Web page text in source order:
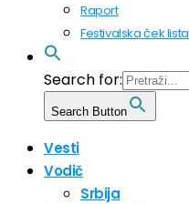
Raport
Festivalska ček lista
Search for:
Search Button
Vesti
Vodič
Srbija